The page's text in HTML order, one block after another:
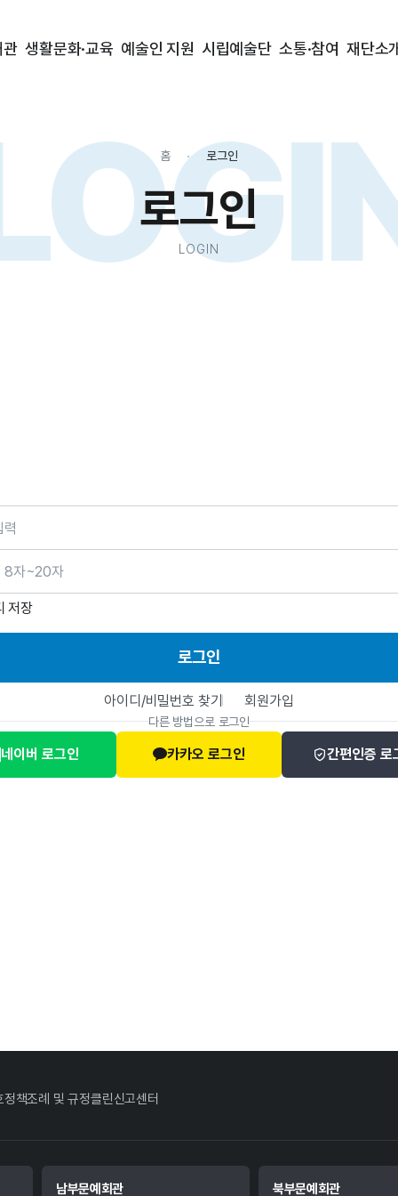
관 생활문화·교육 예술인 지원 시립예술단 소통·참여 재단소
홈 로그인
로그인
LOGIN
저장
로그인
아이디/비밀번호 찾기 회원가입
다른 방법으로 로그인
네이버 로그인 카카오 로그인 간편인증 로
정책조례 및 규정클린신고센터
남부문예회관 북부문예회관